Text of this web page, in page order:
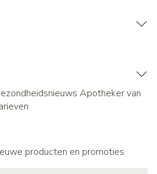
Apotheker van
producten en promoties